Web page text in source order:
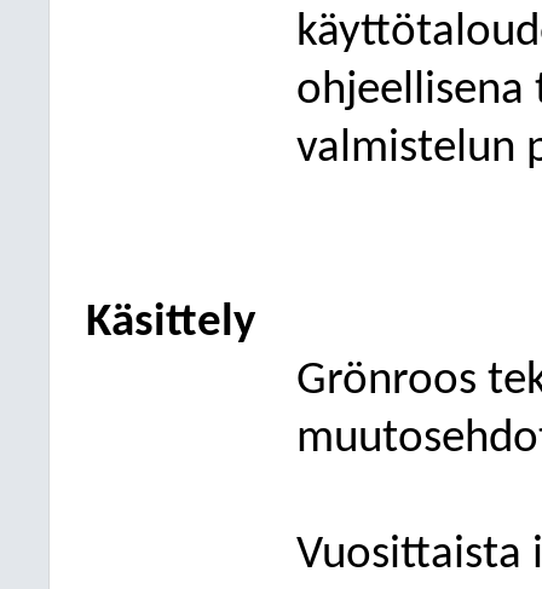
ohjeellisena
valmistelun
Käsittely
Grönroos
Vuosittaista